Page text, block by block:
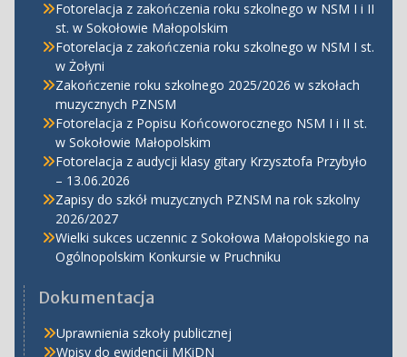
Fotorelacja z zakończenia roku szkolnego w NSM I i II
st. w Sokołowie Małopolskim
Fotorelacja z zakończenia roku szkolnego w NSM I st.
w Żołyni
Zakończenie roku szkolnego 2025/2026 w szkołach
muzycznych PZNSM
Fotorelacja z Popisu Końcoworocznego NSM I i II st.
w Sokołowie Małopolskim
Fotorelacja z audycji klasy gitary Krzysztofa Przybyło
– 13.06.2026
Zapisy do szkół muzycznych PZNSM na rok szkolny
2026/2027
Wielki sukces uczennic z Sokołowa Małopolskiego na
Ogólnopolskim Konkursie w Pruchniku
Dokumentacja
Uprawnienia szkoły publicznej
Wpisy do ewidencji MKiDN